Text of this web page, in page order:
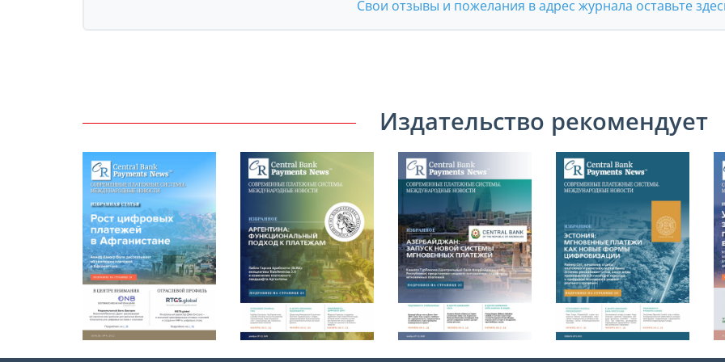
Свои отзывы и пожелания в адрес журнала оставьте
Издательство рекомендует